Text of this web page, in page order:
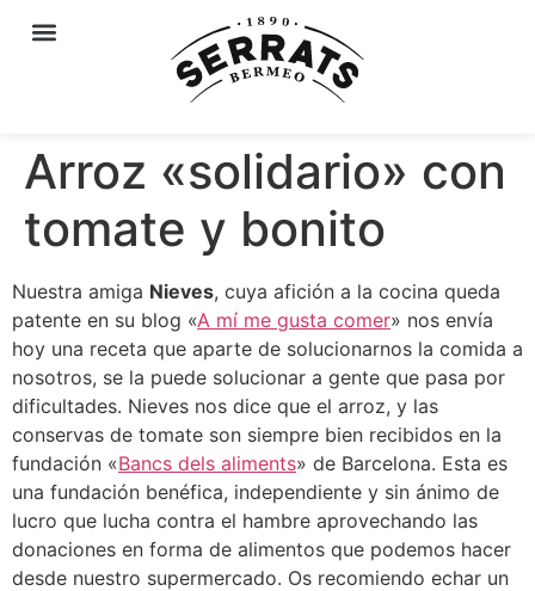
Arroz «solidario» con
tomate y bonito
Nuestra amiga Nieves, cuya afición a la cocina queda
patente en su blog «A mí me gusta comer» nos envía
hoy una receta que aparte de solucionarnos la comida a
nosotros, se la puede solucionar a gente que pasa por
dificultades. Nieves nos dice que el arroz, y las
conservas de tomate son siempre bien recibidos en la
fundación «Bancs dels aliments» de Barcelona. Esta es
una fundación benéfica, independiente y sin ánimo de
lucro que lucha contra el hambre aprovechando las
donaciones en forma de alimentos que podemos hacer
desde nuestro supermercado. Os recomiendo echar un